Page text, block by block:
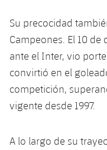
Jugadores
Fotos
Historia
Palmarés
Clasificaciones
Juvenil
Infantil
Alevín
Noticias
Atletismo
plusicon
más
Actualidad
Masculino
Baloncesto en
plusicon
más
Actualidad
Hockey sobre
plusicon
más
Actualidad
Hockey hierba
plusicon
más
Su precocidad
Campeones. El 10 de
ante el Inter, vio
convirtió en el
competición,
vigente desde 1997.
A lo largo de su